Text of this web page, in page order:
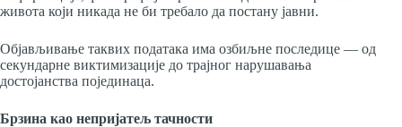
живота који никада не би требало да постану јавни.
Објављивање таквих података има озбиљне последице — од
секундарне виктимизације до трајног нарушавања
достојанства појединаца.
Брзина као непријатељ тачности